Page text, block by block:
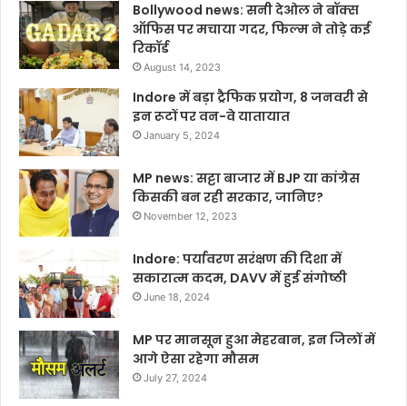
Bollywood news: सनी देओल ने बॉक्स
ऑफिस पर मचाया गदर, फिल्म ने तोड़े कई
रिकॉर्ड
August 14, 2023
Indore में बड़ा ट्रैफिक प्रयोग, 8 जनवरी से
इन रूटों पर वन-वे यातायात
January 5, 2024
MP news: सट्टा बाजार में BJP या कांग्रेस
किसकी बन रही सरकार, जानिए?
November 12, 2023
Indore: पर्यावरण सरंक्षण की दिशा में
सकारात्म कदम, DAVV में हुई संगोष्ठी
June 18, 2024
MP पर मानसून हुआ मेहरबान, इन जिलों में
आगे ऐसा रहेगा मौसम
July 27, 2024